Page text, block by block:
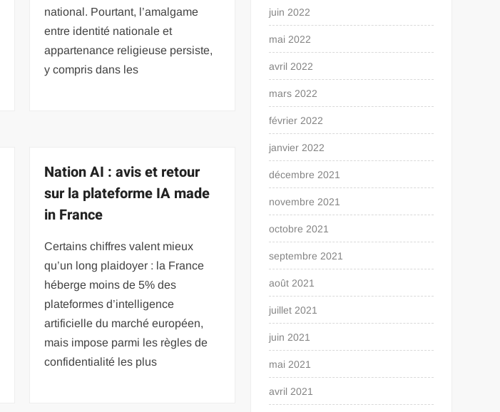
national. Pourtant, l’amalgame
entre identité nationale et
appartenance religieuse persiste,
y compris dans les
Nation AI : avis et retour
sur la plateforme IA made
in France
Certains chiffres valent mieux
qu’un long plaidoyer : la France
héberge moins de 5% des
plateformes d’intelligence
artificielle du marché européen,
mais impose parmi les règles de
confidentialité les plus
juin 2022
mai 2022
avril 2022
mars 2022
février 2022
janvier 2022
décembre 2021
novembre 2021
octobre 2021
septembre 2021
août 2021
juillet 2021
juin 2021
mai 2021
avril 2021